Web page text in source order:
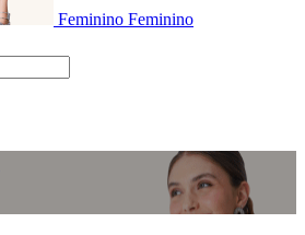
Feminino Feminino